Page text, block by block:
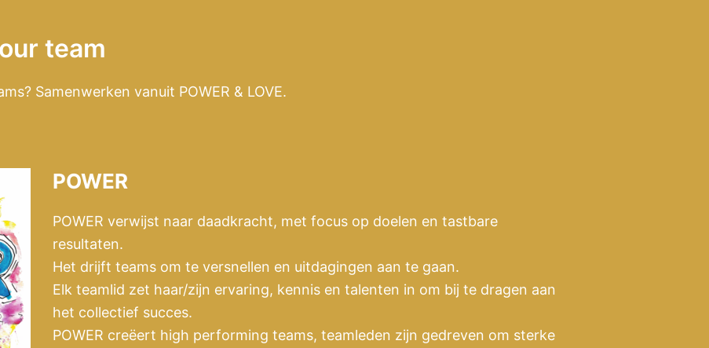
team
Samenwerken vanuit POWER & LOVE.
POWER
POWER verwijst naar daadkracht, met focus op doelen en tastbare
resultaten.
Het drijft teams om te versnellen en uitdagingen aan te gaan.
Elk teamlid zet haar/zijn ervaring, kennis en talenten in om bij te dragen aan
het collectief succes.
POWER creëert high performing teams, teamleden zijn gedreven om sterke